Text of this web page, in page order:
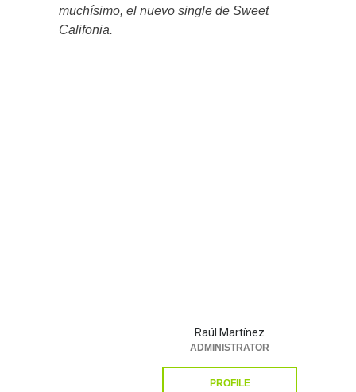
muchísimo, el nuevo single de Sweet
Califonia.
Raúl Martínez
ADMINISTRATOR
PROFILE